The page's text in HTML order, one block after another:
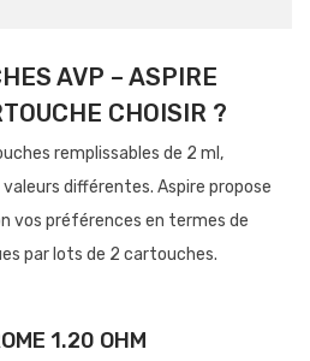
AVP – ASPIRE
CHOISIR ?
remplissables de 2 ml,
différentes. Aspire propose
vos préférences en termes de
par lots de 2 cartouches.
1.20 OHM